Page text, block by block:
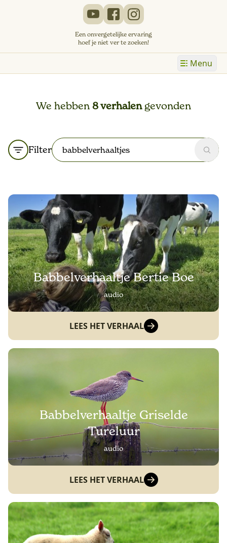
Een onvergetelijke ervaring
hoef je niet ver te zoeken!
Menu
We hebben8 verhalengevonden
Filter
Babbelverhaaltje Bertie Boe
audio
LEES HET VERHAAL
Babbelverhaaltje Griselde
Tureluur
audio
LEES HET VERHAAL